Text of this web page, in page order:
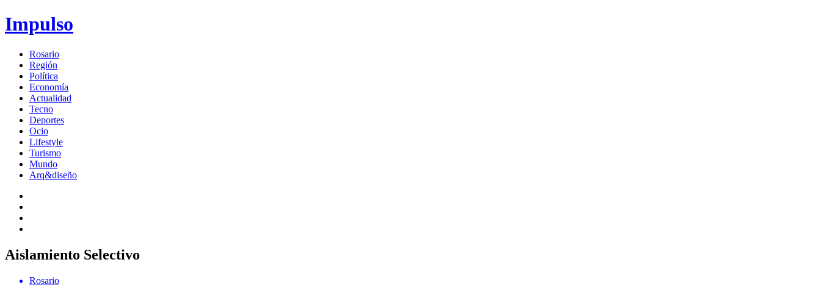
Impulso
Rosario
Región
Política
Economía
Actualidad
Tecno
Deportes
Ocio
Lifestyle
Turismo
Mundo
Arq&diseño
Aislamiento Selectivo
Rosario